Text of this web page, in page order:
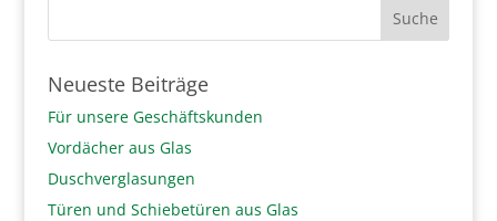
Neueste Beiträge
Für unsere Geschäftskunden
Vordächer aus Glas
Duschverglasungen
Türen und Schiebetüren aus Glas